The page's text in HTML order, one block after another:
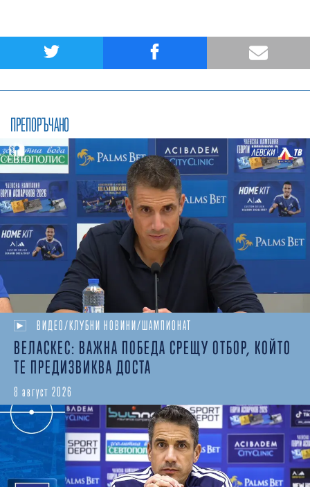
ПРЕПОРЪЧАНО
ВИДЕО/КЛУБНИ НОВИНИ/ШАМПИОНАТ
ВЕЛАСКЕС: ВАЖНА ПОБЕДА СРЕЩУ ОТБОР, КОЙТО
ТЕ ПРЕДИЗВИКВА ДОСТА
8 август 2026